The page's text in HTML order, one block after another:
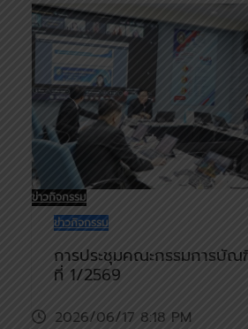
ข่าวกิจกรรม
ข่าวกิจกรรม
การประชุมคณะกรรมการบั
ที่ 1/2569
2026/06/17 8:18 PM